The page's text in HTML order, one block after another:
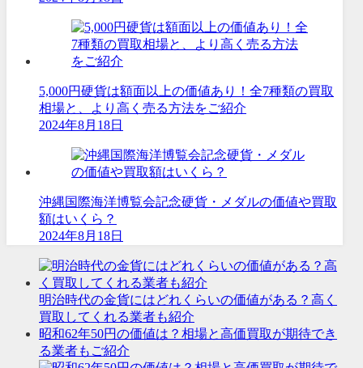
5,000円硬貨は額面以上の価値あり！全7種類の買取
相場と、より高く売る方法をご紹介
2024年8月18日
沖縄国際海洋博覧会記念硬貨・メダルの価値や買取
額はいくら？
2024年8月18日
明治時代の金貨にはどれくらいの価値がある？高く
買取してくれる業者も紹介
昭和62年50円の価値は？相場と高価買取が期待でき
る業者もご紹介